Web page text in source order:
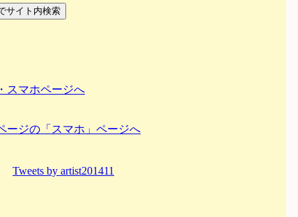
スマホページへ
ージの「スマホ」ページへ
Tweets by artist201411